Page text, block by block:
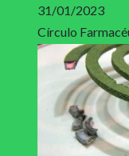
Círculo
31/01/2023